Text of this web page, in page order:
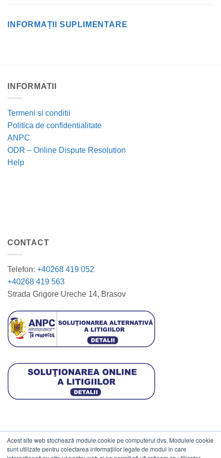
Acest site web stochează module cookie pe computerul dvs. Modulele cookie
sunt utilizate pentru colectarea informațiilor legate de modul în care
INFORMAȚII SUPLIMENTARE
INFORMATII
Termeni si conditii
Politica de confidentialitate
ANPC
ODR – Online Dispute Resolution
Help
CONTACT
Telefon: +40268 419 052
+40268 419 563
Strada Grigore Ureche 14, Brasov
DATE COMERCIALE